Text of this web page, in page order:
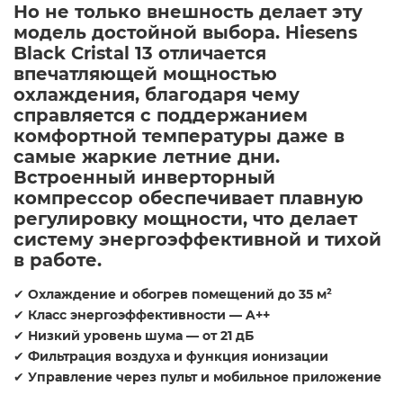
Но не только внешность делает эту
модель достойной выбора. Hiesens
Black Cristal 13 отличается
впечатляющей мощностью
охлаждения, благодаря чему
справляется с поддержанием
комфортной температуры даже в
самые жаркие летние дни.
Встроенный инверторный
компрессор обеспечивает плавную
регулировку мощности, что делает
систему энергоэффективной и тихой
в работе.
✔ Охлаждение и обогрев помещений до 35 м²
✔ Класс энергоэффективности — A++
✔ Низкий уровень шума — от 21 дБ
✔ Фильтрация воздуха и функция ионизации
✔ Управление через пульт и мобильное приложение